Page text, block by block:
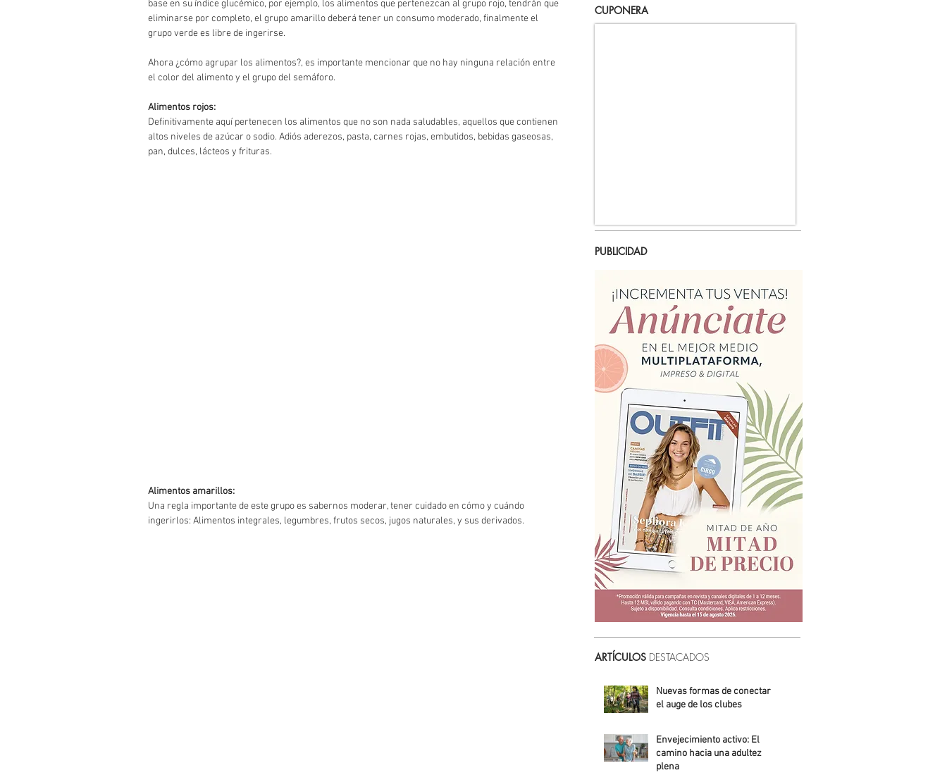
base en su índice glucémico, por ejemplo, los alimentos que pertenezcan al grupo rojo, tendrán que
eliminarse por completo, el grupo amarillo deberá tener un consumo moderado, finalmente el
grupo verde es libre de ingerirse.
Ahora ¿cómo agrupar los alimentos?, es importante mencionar que no hay ninguna relación entre
el color del alimento y el grupo del semáforo.
Alimentos rojos:
Definitivamente aquí pertenecen los alimentos que no son nada saludables, aquellos que contienen
altos niveles de azúcar o sodio. Adiós aderezos, pasta, carnes rojas, embutidos, bebidas gaseosas,
pan, dulces, lácteos y frituras.
Alimentos amarillos:
Una regla importante de este grupo es sabernos moderar, tener cuidado en cómo y cuándo
ingerirlos: Alimentos integrales, legumbres, frutos secos, jugos naturales, y sus derivados.
CUPONERA
PUBLICIDAD
ARTÍCULOS DESTACADOS
Nuevas formas de conectar:
el auge de los clubes
Envejecimiento activo: El
camino hacia una adultez
plena